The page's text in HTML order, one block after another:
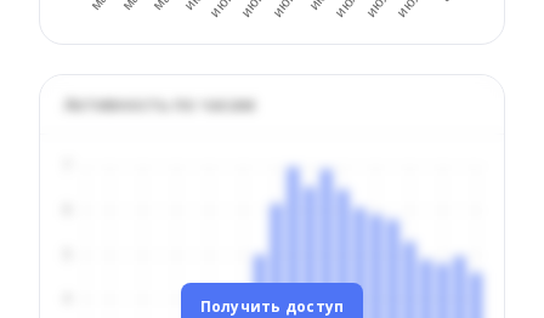
Активность по часам
Получить доступ